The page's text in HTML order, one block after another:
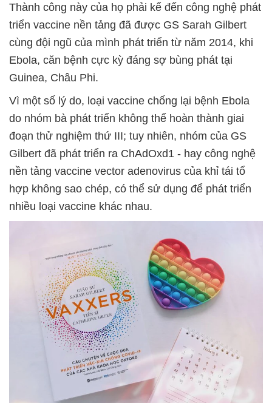
Thành công này của họ phải kể đến công nghệ phát
triển vaccine nền tảng đã được GS Sarah Gilbert
cùng đội ngũ của mình phát triển từ năm 2014, khi
Ebola, căn bệnh cực kỳ đáng sợ bùng phát tại
Guinea, Châu Phi.
Vì một số lý do, loại vaccine chống lại bệnh Ebola
do nhóm bà phát triển không thể hoàn thành giai
đoạn thử nghiệm thứ III; tuy nhiên, nhóm của GS
Gilbert đã phát triển ra ChAdOxd1 - hay công nghệ
nền tảng vaccine vector adenovirus của khỉ tái tổ
hợp không sao chép, có thể sử dụng để phát triển
nhiều loại vaccine khác nhau.